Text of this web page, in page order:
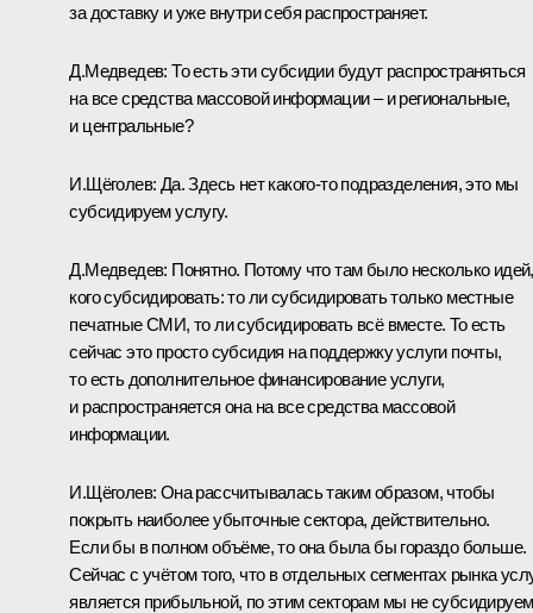
за доставку и уже внутри себя распространяет.
Д.Медведев: То есть эти субсидии будут распространяться
на все средства массовой информации – и региональные,
и центральные?
И.Щёголев: Да. Здесь нет какого‑то подразделения, это мы
субсидируем услугу.
Д.Медведев: Понятно. Потому что там было несколько идей,
кого субсидировать: то ли субсидировать только местные
печатные СМИ, то ли субсидировать всё вместе. То есть
сейчас это просто субсидия на поддержку услуги почты,
то есть дополнительное финансирование услуги,
и распространяется она на все средства массовой
информации.
И.Щёголев: Она рассчитывалась таким образом, чтобы
покрыть наиболее убыточные сектора, действительно.
Если бы в полном объёме, то она была бы гораздо больше.
Сейчас с учётом того, что в отдельных сегментах рынка
является прибыльной, по этим секторам мы не